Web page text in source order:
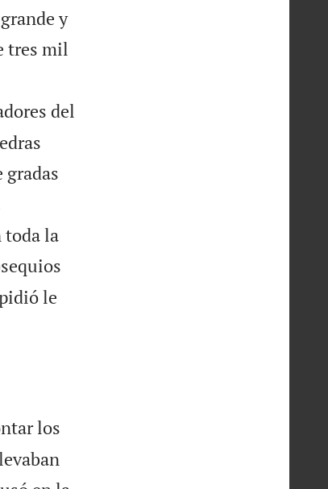
y
tres mil
del
toda la
le
los